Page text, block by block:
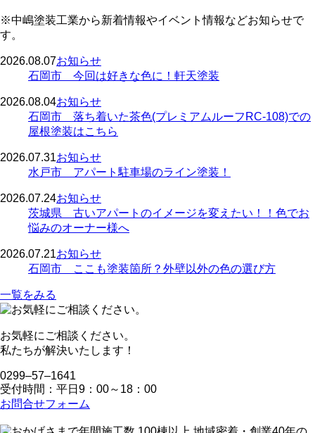
※中嶋塗装工業から新着情報やイベント情報などお知らせで
す。
2026.08.07お知らせ
石岡市 今回は好きな色に！軒天塗装
2026.08.04お知らせ
石岡市 落ち着いた茶色(プレミアムルーフRC-108)での
屋根塗装はこちら
2026.07.31お知らせ
水戸市 アパート駐車場のライン塗装！
2026.07.24お知らせ
茨城県 古いアパートのイメージを変えたい！！色でお
悩みのオーナー様へ
2026.07.21お知らせ
石岡市 ここも塗装箇所？外壁以外の色の選び方
一覧をみる
お気軽にご相談ください。
私たちが解決いたします！
0299‒57‒1641
受付時間：平日9：00～18：00
お問合せフォーム